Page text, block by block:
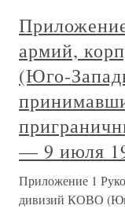
армий,
(Юго-
— 9 июля
Приложение 1
дивизий КОВО